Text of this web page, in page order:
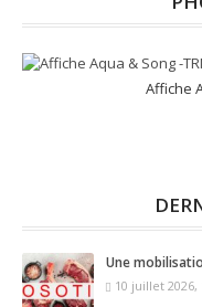
Affiche
Une
10 juillet 2026,